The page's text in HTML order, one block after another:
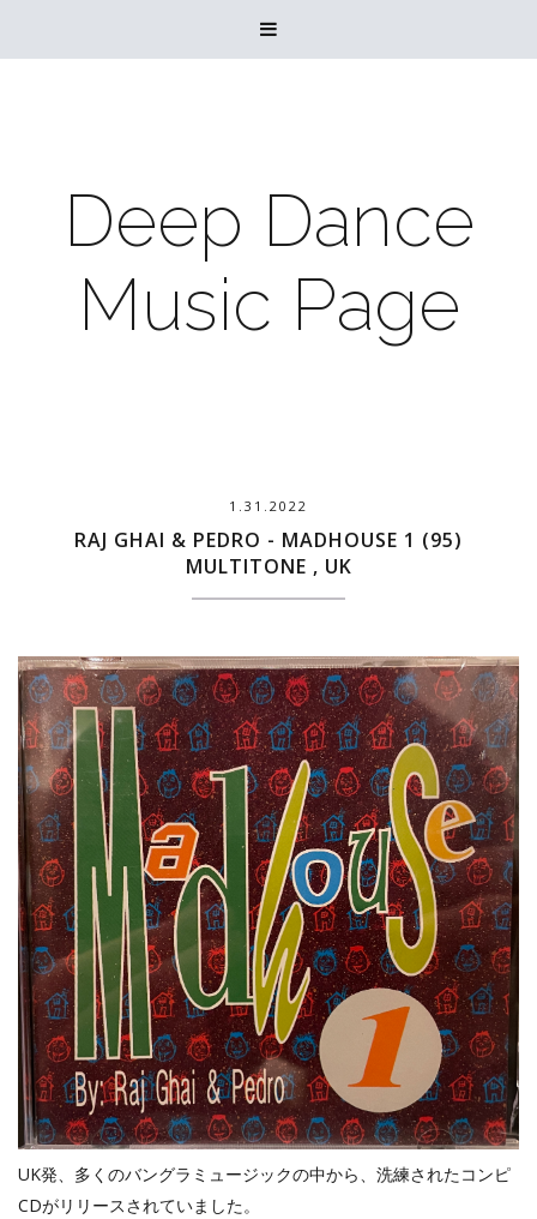

Deep Dance
Music Page
1.31.2022
RAJ GHAI & PEDRO - MADHOUSE 1 (95)
MULTITONE , UK
UK発、多くのバングラミュージックの中から、洗練されたコンピ
CDがリリースされていました。